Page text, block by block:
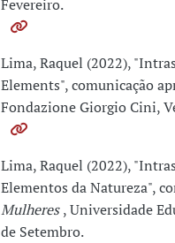
Fevereiro.
Lima, Raquel (2022),
Elements", comunicação
Fondazione Giorgio Cini,
Lima, Raquel (2022),
Elementos da Natureza",
Mulheres, Universidade
de Setembro.